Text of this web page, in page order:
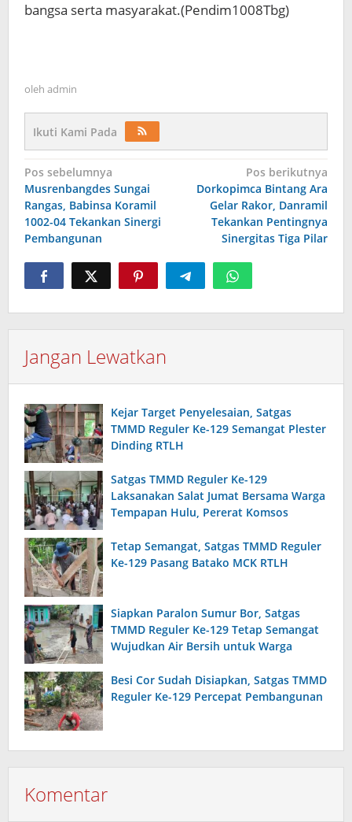
bangsa serta masyarakat.(Pendim1008Tbg)
oleh admin
Ikuti Kami Pada
Navigasi
pos
Pos sebelumnya
Musrenbangdes Sungai
Rangas, Babinsa Koramil
1002-04 Tekankan Sinergi
Pembangunan
Pos berikutnya
Dorkopimca Bintang Ara
Gelar Rakor, Danramil
Tekankan Pentingnya
Sinergitas Tiga Pilar
Jangan Lewatkan
Kejar Target Penyelesaian, Satgas
TMMD Reguler Ke-129 Semangat Plester
Dinding RTLH
Satgas TMMD Reguler Ke-129
Laksanakan Salat Jumat Bersama Warga
Tempapan Hulu, Pererat Komsos
Tetap Semangat, Satgas TMMD Reguler
Ke-129 Pasang Batako MCK RTLH
Siapkan Paralon Sumur Bor, Satgas
TMMD Reguler Ke-129 Tetap Semangat
Wujudkan Air Bersih untuk Warga
Besi Cor Sudah Disiapkan, Satgas TMMD
Reguler Ke-129 Percepat Pembangunan
Komentar